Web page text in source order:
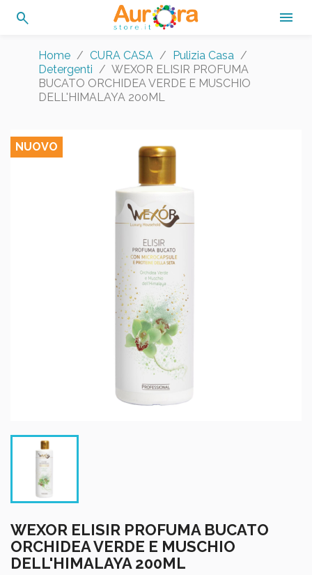
search 
Home CURA CASA
Pulizia Casa
Detergenti
WEXOR ELISIR PROFUMA
BUCATO ORCHIDEA VERDE E MUSCHIO
DELL'HIMALAYA 200ML
NUOVO
WEXOR ELISIR PROFUMA BUCATO
ORCHIDEA VERDE E MUSCHIO
DELL'HIMALAYA 200ML